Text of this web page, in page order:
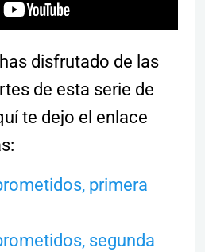
disfrutado de las
de esta serie de
te dejo el enlace
primera
segunda